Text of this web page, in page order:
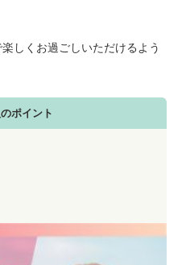
メールでのお問い合わせ
無料お仕事相談
しくお過ごしいただけるよう
ポイント